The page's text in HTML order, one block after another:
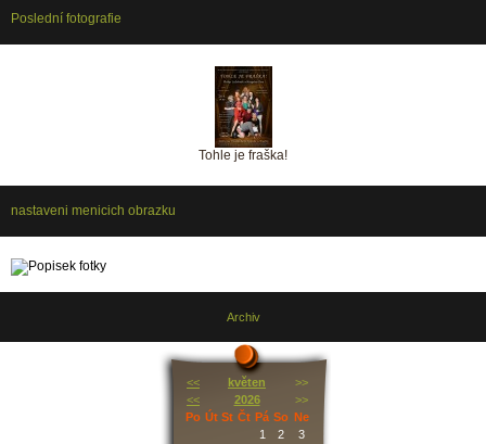
Poslední fotografie
Tohle je fraška!
nastaveni menicich obrazku
Archiv
<< květen
>>
<<
2026
>>
Po Út St Čt Pá So Ne
1
2 3